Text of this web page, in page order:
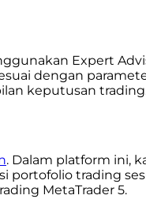
Expert
dengan
keputusan
. Dalam platform ini,
portofolio trading
MetaTrader 5.